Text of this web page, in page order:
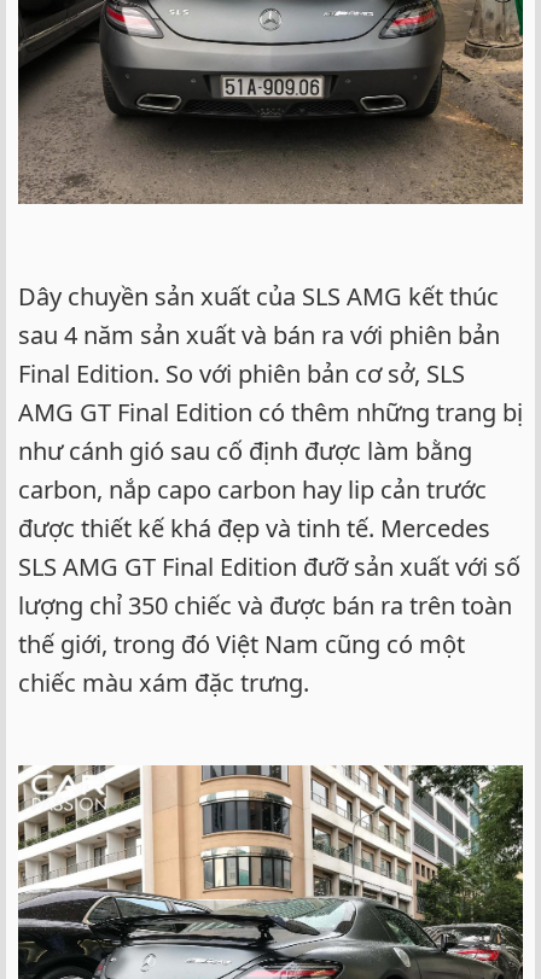
Dây chuyền sản xuất của SLS AMG kết thúc
sau 4 năm sản xuất và bán ra với phiên bản
Final Edition. So với phiên bản cơ sở, SLS
AMG GT Final Edition có thêm những trang bị
như cánh gió sau cố định được làm bằng
carbon, nắp capo carbon hay lip cản trước
được thiết kế khá đẹp và tinh tế. Mercedes
SLS AMG GT Final Edition đưỡ sản xuất với số
lượng chỉ 350 chiếc và được bán ra trên toàn
thế giới, trong đó Việt Nam cũng có một
chiếc màu xám đặc trưng.